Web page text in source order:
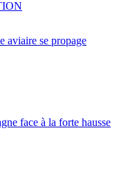
aviaire se propage
face à la forte hausse